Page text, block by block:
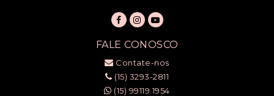
FALE CONOSCO
Contate-nos
(15) 3293-2811
(15) 99119 1954